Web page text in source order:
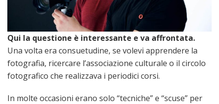
Qui la questione è interessante e va affrontata.
Una volta era consuetudine, se volevi apprendere la
fotografia, ricercare l’associazione culturale o il circolo
fotografico che realizzava i periodici corsi.
In molte occasioni erano solo “tecniche” e “scuse” per